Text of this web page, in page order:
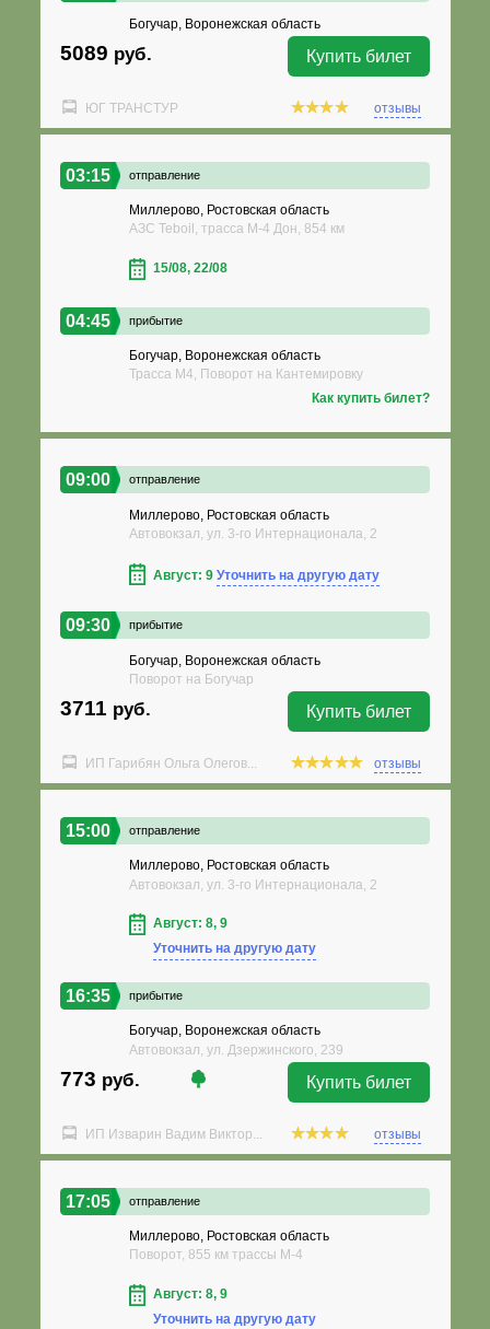
Богучар, Воронежская область
5089 руб. Купить билет
ЮГ ТРАНСТУР отзывы
03:15 отправление
Миллерово, Ростовская область
АЗС Teboil, трасса M-4 Дон, 854 км
15/08, 22/08
04:45 прибытие
Богучар, Воронежская область
Трасса М4, Поворот на Кантемировку
Как купить билет?
09:00 отправление
Миллерово, Ростовская область
Автовокзал, ул. 3-го Интернационала, 2
Август: 9 Уточнить на другую дату
09:30 прибытие
Богучар, Воронежская область
Поворот на Богучар
3711 руб. Купить билет
ИП Гарибян Ольга Олегов... отзывы
15:00 отправление
Миллерово, Ростовская область
Автовокзал, ул. 3-го Интернационала, 2
Август: 8, 9
Уточнить на другую дату
16:35 прибытие
Богучар, Воронежская область
Автовокзал, ул. Дзержинского, 239
773 руб. Купить билет
ИП Изварин Вадим Виктор... отзывы
17:05 отправление
Миллерово, Ростовская область
Поворот, 855 км трассы М-4
Август: 8, 9
Уточнить на другую дату